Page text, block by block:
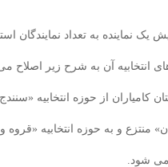
یک نماینده به تعداد نمایندگان
انتخابیه آن به شرح زیر اصلاح
کامیاران از حوزه انتخابیه
منتزع و به حوزه انتخابیه «قروه
می‏ شود.